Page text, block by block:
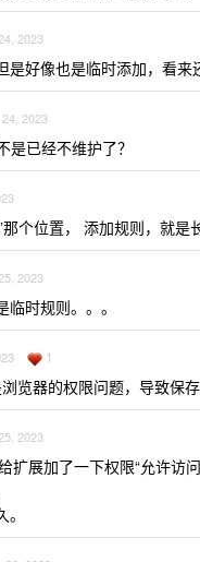
2023
是好像也是临时添加，看来
2023
是已经不维护了？
那个位置， 添加规则，就是
2023
临时规则。。。
1
览器的权限问题，导致保
2023
扩展加了一下权限“允许访